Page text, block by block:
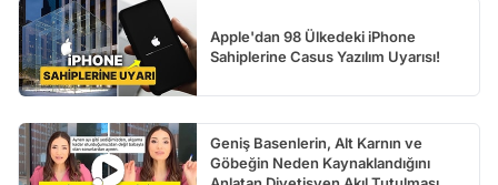
Apple'dan 98 Ülkedeki iPhone
Sahiplerine Casus Yazılım Uyarısı!
Geniş Basenlerin, Alt Karnın ve
Göbeğin Neden Kaynaklandığını